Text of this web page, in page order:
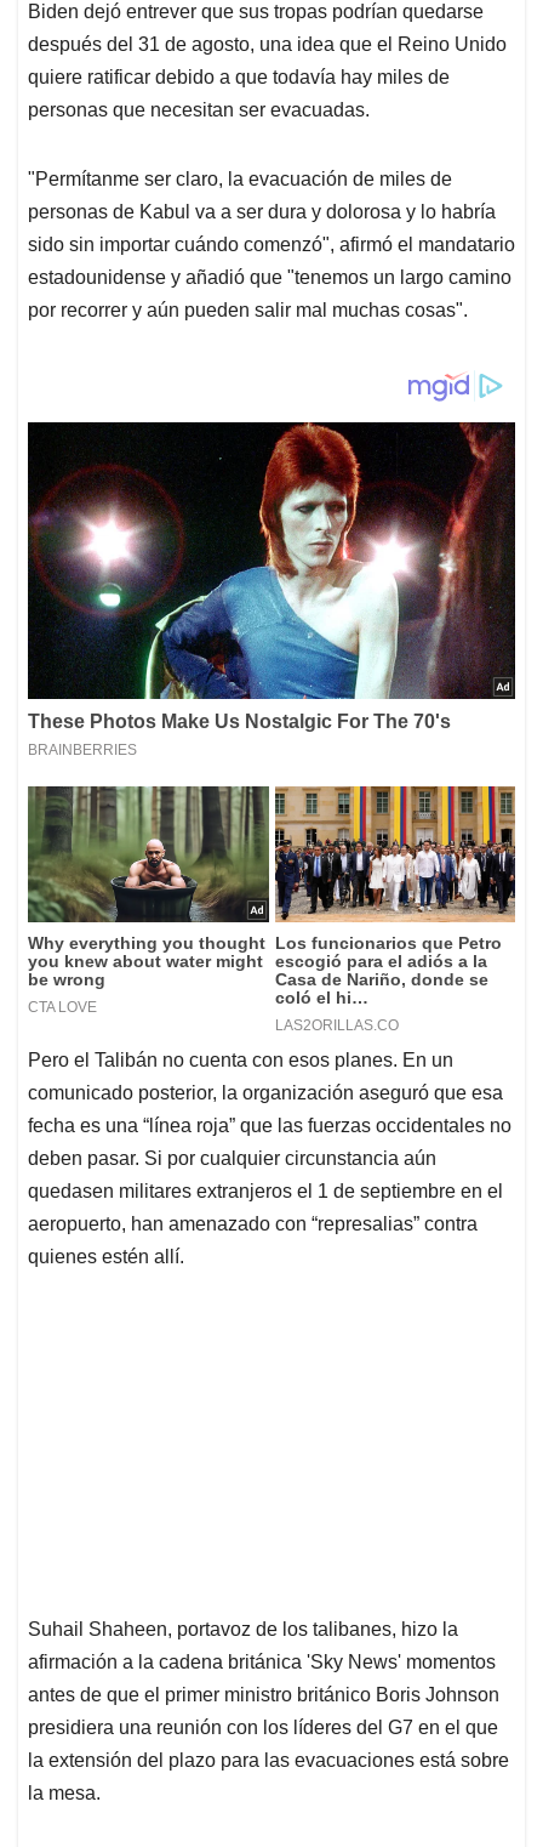
Biden dejó entrever que sus tropas podrían quedarse
después del 31 de agosto, una idea que el Reino Unido
quiere ratificar debido a que todavía hay miles de
personas que necesitan ser evacuadas.
"Permítanme ser claro, la evacuación de miles de
personas de Kabul va a ser dura y dolorosa y lo habría
sido sin importar cuándo comenzó", afirmó el mandatario
estadounidense y añadió que "tenemos un largo camino
por recorrer y aún pueden salir mal muchas cosas".
Pero el Talibán no cuenta con esos planes. En un
comunicado posterior, la organización aseguró que esa
fecha es una “línea roja” que las fuerzas occidentales no
deben pasar. Si por cualquier circunstancia aún
quedasen militares extranjeros el 1 de septiembre en el
aeropuerto, han amenazado con “represalias” contra
quienes estén allí.
Suhail Shaheen, portavoz de los talibanes, hizo la
afirmación a la cadena británica 'Sky News' momentos
antes de que el primer ministro británico Boris Johnson
presidiera una reunión con los líderes del G7 en el que
la extensión del plazo para las evacuaciones está sobre
la mesa.